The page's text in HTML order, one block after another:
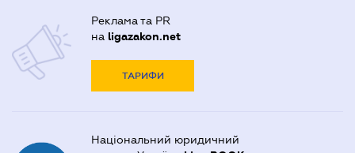
Реклама та PR
на ligazakon.net
ТАРИФИ
Національний юридичний